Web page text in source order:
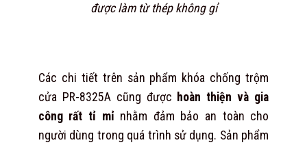
được làm từ thép không gỉ
Các chi tiết trên sản phẩm khóa chống trộm
cửa PR-8325A cũng được hoàn thiện và gia
công rất tỉ mỉnhằm đảm bảo an toàn cho
người dùng trong quá trình sử dụng. Sản phẩm